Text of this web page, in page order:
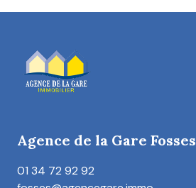
Agence de la Gare Fosses
01 34 72 92 92